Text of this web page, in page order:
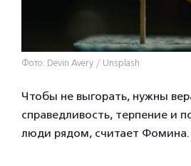
Фото: Devin Avery / Unsplash
Чтобы не выгорать, нужны
справедливость, терпение и
люди рядом, считает Фомина.